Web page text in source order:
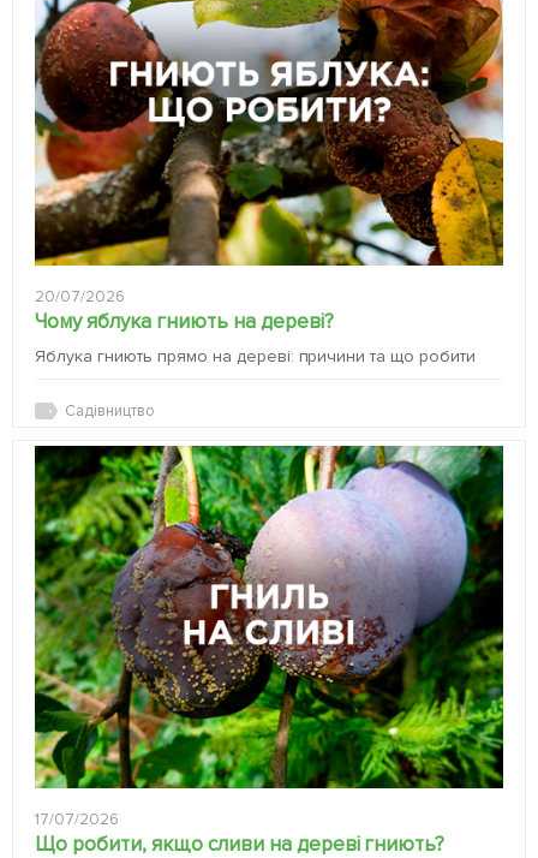
20/07/2026
Чому яблука гниють на дереві?
Яблука гниють прямо на дереві: причини та що робити
Садівництво
17/07/2026
Що робити, якщо сливи на дереві гниють?